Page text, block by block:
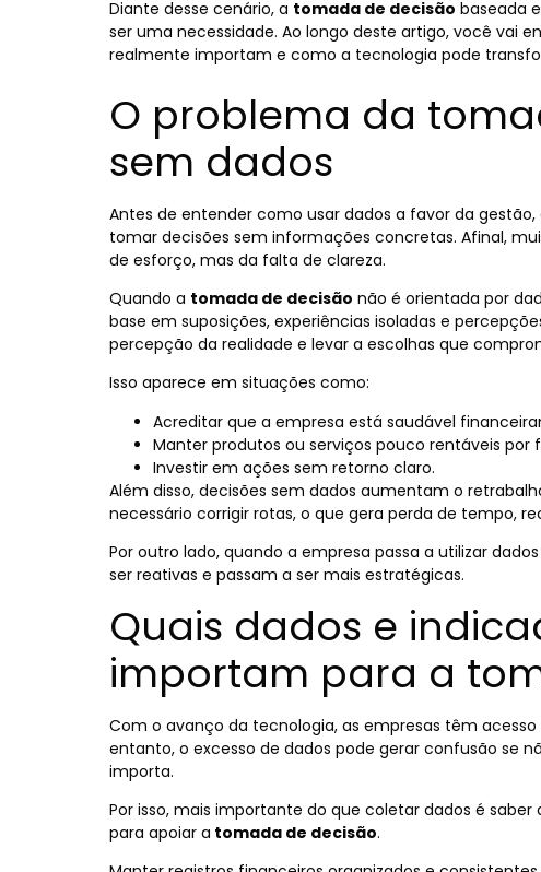
Diante desse cenário, a tomada de decisão baseada
ser uma necessidade. Ao longo deste artigo, você vai
realmente importam e como a tecnologia pode
O problema da
sem dados
Antes de entender como usar dados a favor da
tomar decisões sem informações concretas. Afinal,
de esforço, mas da falta de clareza.
Quando a tomada de decisão não é orientada por
base em suposições, experiências isoladas e
percepção da realidade e levar a escolhas que
Isso aparece em situações como:
Acreditar que a empresa está saudável
Manter produtos ou serviços pouco rentáveis por
Investir em ações sem retorno claro.
Além disso, decisões sem dados aumentam o
necessário corrigir rotas, o que gera perda de tempo,
Por outro lado, quando a empresa passa a utilizar
ser reativas e passam a ser mais estratégicas.
Quais dados e
importam para a
Com o avanço da tecnologia, as empresas têm
entanto, o excesso de dados pode gerar confusão se
importa.
Por isso, mais importante do que coletar dados é
para apoiar a tomada de decisão.